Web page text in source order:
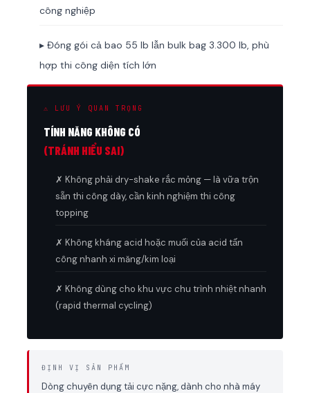
công nghiệp
▸ Đóng gói cả bao 55 lb lẫn bulk bag 3.300 lb, phù
hợp thi công diện tích lớn
⚠ LƯU Ý QUAN TRỌNG
TÍNH NĂNG KHÔNG CÓ
(TRÁNH HIỂU SAI)
✗ Không phải dry-shake rắc mỏng — là vữa trộn
sẵn thi công dày, cần kinh nghiệm thi công
topping
✗ Không kháng acid hoặc muối của acid tấn
công nhanh xi măng/kim loại
✗ Không dùng cho khu vực chu trình nhiệt nhanh
(rapid thermal cycling)
ĐỊNH VỊ SẢN PHẨM
Dòng chuyên dụng tải cực nặng, dành cho nhà máy